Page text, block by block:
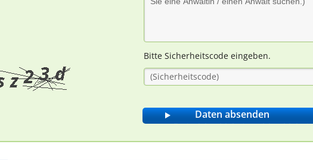
Bitte Sicherheitscode eingeben.